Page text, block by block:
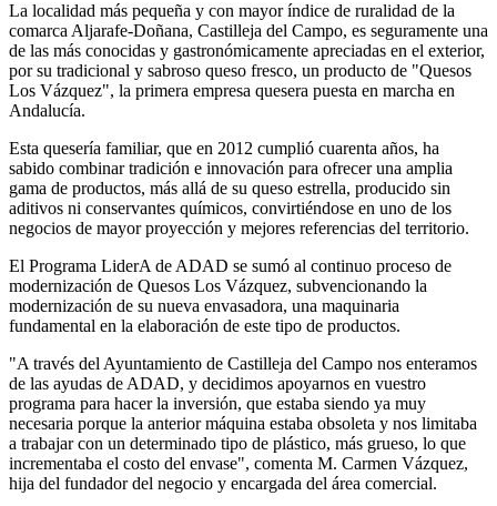
La localidad más pequeña y con mayor índice de ruralidad de la
comarca Aljarafe-Doñana, Castilleja del Campo, es seguramente una
de las más conocidas y gastronómicamente apreciadas en el exterior,
por su tradicional y sabroso queso fresco, un producto de "Quesos
Los Vázquez", la primera empresa quesera puesta en marcha en
Andalucía.
Esta quesería familiar, que en 2012 cumplió cuarenta años, ha
sabido combinar tradición e innovación para ofrecer una amplia
gama de productos, más allá de su queso estrella, producido sin
aditivos ni conservantes químicos, convirtiéndose en uno de los
negocios de mayor proyección y mejores referencias del territorio.
El Programa LiderA de ADAD se sumó al continuo proceso de
modernización de Quesos Los Vázquez, subvencionando la
modernización de su nueva envasadora, una maquinaria
fundamental en la elaboración de este tipo de productos.
"A través del Ayuntamiento de Castilleja del Campo nos enteramos
de las ayudas de ADAD, y decidimos apoyarnos en vuestro
programa para hacer la inversión, que estaba siendo ya muy
necesaria porque la anterior máquina estaba obsoleta y nos limitaba
a trabajar con un determinado tipo de plástico, más grueso, lo que
incrementaba el costo del envase", comenta M. Carmen Vázquez,
hija del fundador del negocio y encargada del área comercial.